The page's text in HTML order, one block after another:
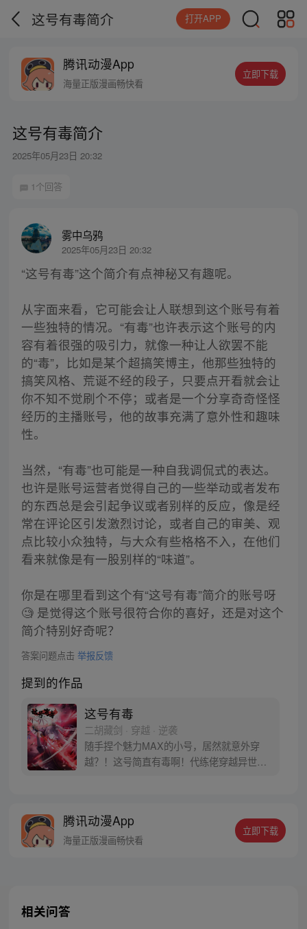
这号有毒简介 打开APP
腾讯动漫App
海量正版漫画畅快看
立即下载
这号有毒简介
2025年05月23日 20:32
1个回答
雾中乌鸦
2025年05月23日 20:32
“这号有毒”这个简介有点神秘又有趣呢。
从字面来看，它可能会让人联想到这个账号有着
一些独特的情况。“有毒”也许表示这个账号的内
容有着很强的吸引力，就像一种让人欲罢不能
的“毒”，比如是某个超搞笑博主，他那些独特的
搞笑风格、荒诞不经的段子，只要点开看就会让
你不知不觉刷个不停；或者是一个分享奇奇怪怪
经历的主播账号，他的故事充满了意外性和趣味
性。
当然，“有毒”也可能是一种自我调侃式的表达。
也许是账号运营者觉得自己的一些举动或者发布
的东西总是会引起争议或者别样的反应，像是经
常在评论区引发激烈讨论，或者自己的审美、观
点比较小众独特，与大众有些格格不入，在他们
看来就像是有一股别样的“味道”。
你是在哪里看到这个有“这号有毒”简介的账号呀
🧐 是觉得这个账号很符合你的喜好，还是对这个
简介特别好奇呢？
答案问题点击 举报反馈
提到的作品
这号有毒
二胡藏剑 · 穿越 · 逆袭
随手捏个魅力MAX的小号，居然就意外穿
越？！这号简直有毒啊！代练佬穿越异世，
腾讯动漫App
海量正版漫画畅快看
立即下载
相关问答